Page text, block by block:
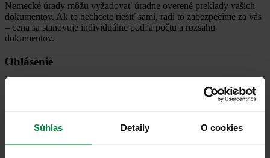
Súhlas Detaily O cookies
Nemecké úrady môžu vyžadovať úradne overené preklady vašich
dokumentov. Ak to nechcete riešiť sami, radi to zabezpečíme za vás
– cena sa stanovuje individuálne podľa počtu a rozsahu
dokumentov.
Ohlásenie
149 €
Najčastejšie otázky
Ste pripravení podnikať v Nemecku?